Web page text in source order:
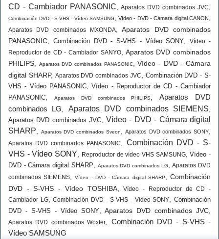
CD - Cambiador PANASONIC ,Aparatos DVD combinados JVC
Combinación DVD - S-VHS - Vídeo SAMSUNG ,Vídeo - DVD - Cámara digital CANON
Aparatos DVD combinados MXONDA ,Aparatos DVD combinados
PANASONIC
Combinación DVD - S-VHS - Vídeo SONY ,Vídeo -
Reproductor de CD - Cambiador SANYO, Aparatos DVD combinados
PHILIPS
Aparatos DVD combinados PANASONIC,Vídeo - DVD - Cámara
digital SHARP, Aparatos DVD combinados JVC
Combinación DVD - S-
VHS - Vídeo PANASONIC,Vídeo - Reproductor de CD - Cambiador
PANASONIC
Aparatos DVD combinados PHILIPS ,Aparatos DVD
combinados LG
Aparatos DVD combinados SIEMENS
Aparatos DVD combinados JVC
Vídeo - DVD - Cámara digital
SHARP
Aparatos DVD combinados Sveon ,Aparatos DVD combinados SONY
Aparatos DVD combinados PANASONIC
Combinación DVD - S-
VHS - Vídeo SONY
Reproductor de vídeo VHS SAMSUNG,Vídeo -
DVD - Cámara digital SHARP
Aparatos DVD combinados LG ,Aparatos DVD
combinados SIEMENS ,Vídeo - DVD - Cámara digital SHARP,Combinación
DVD - S-VHS - Vídeo TOSHIBA,Vídeo - Reproductor de CD -
Cambiador LG,Combinación DVD - S-VHS - Vídeo SONY ,Combinación
DVD - S-VHS - Vídeo SONY
Aparatos DVD combinados JVC
Aparatos DVD combinados Woxter
Combinación DVD - S-VHS -
Vídeo SAMSUNG